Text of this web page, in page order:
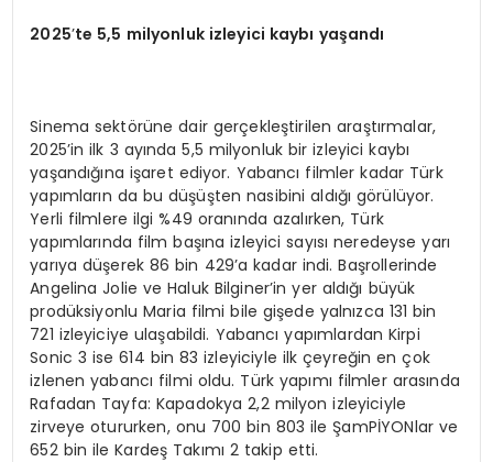
2025’te 5,5 milyonluk izleyici kaybı yaşandı
Sinema sektörüne dair gerçekleştirilen araştırmalar,
2025’in ilk 3 ayında 5,5 milyonluk bir izleyici kaybı
yaşandığına işaret ediyor. Yabancı filmler kadar Türk
yapımların da bu düşüşten nasibini aldığı görülüyor.
Yerli filmlere ilgi %49 oranında azalırken, Türk
yapımlarında film başına izleyici sayısı neredeyse yarı
yarıya düşerek 86 bin 429’a kadar indi. Başrollerinde
Angelina Jolie ve Haluk Bilginer’in yer aldığı büyük
prodüksiyonlu Maria filmi bile gişede yalnızca 131 bin
721 izleyiciye ulaşabildi. Yabancı yapımlardan Kirpi
Sonic 3 ise 614 bin 83 izleyiciyle ilk çeyreğin en çok
izlenen yabancı filmi oldu. Türk yapımı filmler arasında
Rafadan Tayfa: Kapadokya 2,2 milyon izleyiciyle
zirveye otururken, onu 700 bin 803 ile ŞamPİYONlar ve
652 bin ile Kardeş Takımı 2 takip etti.